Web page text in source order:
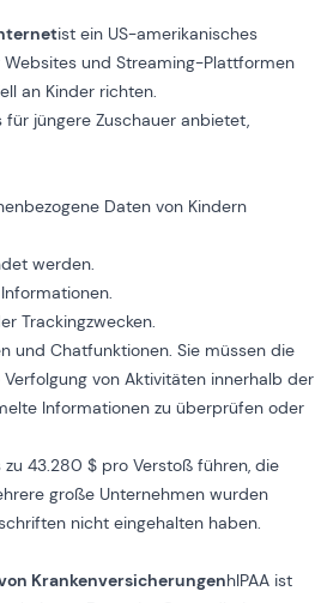
ist ein US-amerikanisches
Websites und Streaming-Plattformen
an Kinder richten.
jüngere Zuschauer anbietet,
Daten von Kindern
werden.
Trackingzwecken.
und Chatfunktionen. Sie müssen die
von Aktivitäten innerhalb der
Informationen zu überprüfen oder
43.280 $ pro Verstoß führen, die
große Unternehmen wurden
nicht eingehalten haben.
KrankenversicherungenhIPAA ist